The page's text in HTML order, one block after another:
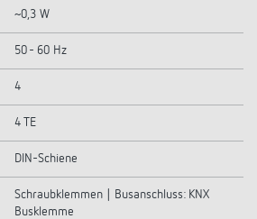
~0,3 W
50 - 60 Hz
4
4 TE
DIN-Schiene
Schraubklemmen | Busanschluss: KNX
Busklemme